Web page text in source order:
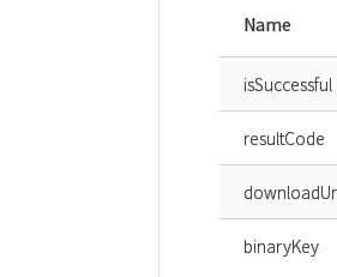
Name
isSuccessful
resultCode
binaryKey